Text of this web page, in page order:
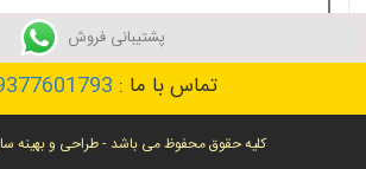
تماس با ما :
کلیه حقوق محفوظ می باشد - طراحی و بهینه
پشتیبانی فروش